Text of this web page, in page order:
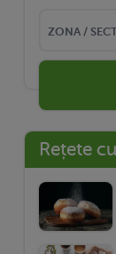
Rețete